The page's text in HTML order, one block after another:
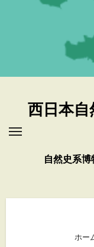
西日本
自然史系
ホー